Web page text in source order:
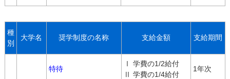
種
別
大学名 奨学制度の名称 支給金額 支給期間
特待
Ⅰ 学費の1/2給付
Ⅱ 学費の1/4給付
1年次